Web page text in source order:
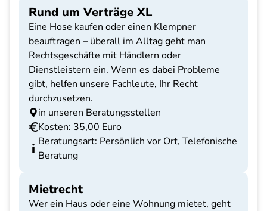
Rund um Verträge XL
Eine Hose kaufen oder einen Klempner
beauftragen – überall im Alltag geht man
Rechtsgeschäfte mit Händlern oder
Dienstleistern ein. Wenn es dabei Probleme
gibt, helfen unsere Fachleute, Ihr Recht
durchzusetzen.
in unseren Beratungsstellen
Kosten: 35,00 Euro
Beratungsart: Persönlich vor Ort, Telefonische
Beratung
Mietrecht
Wer ein Haus oder eine Wohnung mietet, geht